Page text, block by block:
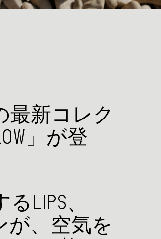
の最新コレク
」が登
LIPS、
が、空気を